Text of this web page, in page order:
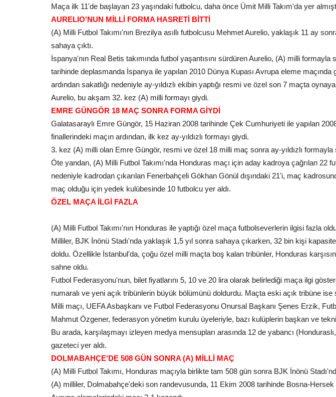
Maça ilk 11'de başlayan 23 yaşındaki futbolcu, daha önce Ümit Milli Takım'da yer
AURELIO'NUN MİLLİ FORMA HASRETİ BİTTİ
(A) Milli Futbol Takımı'nın Brezilya asıllı futbolcusu Mehmet Aurelio, yaklaşık 11 ay
sahaya çıktı.
İspanya'nın Real Betis takımında futbol yaşantısını sürdüren Aurelio, (A) milli formayla
tarihinde deplasmanda İspanya ile yapılan 2010 Dünya Kupası Avrupa eleme maçında
ardından sakatlığı nedeniyle ay-yıldızlı ekibin yaptığı resmi ve özel son 7 maçta
Aurelio, bu akşam 32. kez (A) milli formayı giydi.
EMRE GÜNGÖR 18 MAÇ SONRA FORMA GİYDİ
Galatasaraylı Emre Güngör, 15 Haziran 2008 tarihinde Çek Cumhuriyeti ile yapılan
finallerindeki maçın ardından, ilk kez ay-yıldızlı formayı giydi.
3. kez (A) milli olan Emre Güngör, resmi ve özel 18 milli maç sonra ay-yıldızlı formayla
Öte yandan, (A) Milli Futbol Takımı'nda Honduras maçı için aday kadroya çağrılan 22
nedeniyle kadrodan çıkarılan Fenerbahçeli Gökhan Gönül dışındaki 21'i, maç
maç olduğu için yedek kulübesinde 10 futbolcu yer aldı.
ÖZEL MAÇA İLGİ FAZLA
(A) Milli Futbol Takımı'nın Honduras ile yaptığı özel maça futbolseverlerin ilgisi fazla
Milliler, BJK İnönü Stadı'nda yaklaşık 1,5 yıl sonra sahaya çıkarken, 32 bin kişi
doldu. Özellikle İstanbul'da, çoğu özel milli maçta boş kalan tribünler, Honduras
sahne oldu.
Futbol Federasyonu'nun, bilet fiyatlarını 5, 10 ve 20 lira olarak belirlediği maça ilgi
numaralı ve yeni açık tribünlerin büyük bölümünü doldurdu. Maçta eski açık tribüne ise
Milli maçı, UEFA Asbaşkanı ve Futbol Federasyonu Onursal Başkanı Şenes Erzik,
Mahmut Özgener, federasyon yönetim kurulu üyeleriyle, bazı kulüplerin başkan ve
Bu arada, karşılaşmayı izleyen medya mensupları arasında 12 de yabancı
gazeteci yer aldı.
DOLMABAHÇE'DE 508 GÜN SONRA (A) MİLLİ MAÇ
(A) Milli Futbol Takımı, Honduras maçıyla birlikte tam 508 gün sonra BJK İnönü
(A) milliler, Dolmabahçe'deki son randevusunda, 11 Ekim 2008 tarihinde Bosna-Hersek